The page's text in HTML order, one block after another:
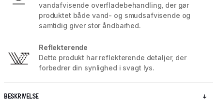
vandafvisende overfladebehandling, der gør
produktet både vand- og smudsafvisende og
samtidig giver stor åndbarhed.
Reflekterende
Dette produkt har reflekterende detaljer, der
forbedrer din synlighed i svagt lys.
BESKRIVELSE